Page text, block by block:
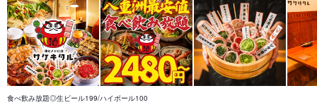
食べ飲み放題◎生ビール199/ハイボール100